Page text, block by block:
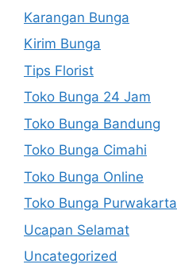
Karangan Bunga
Kirim Bunga
Tips Florist
Toko Bunga 24 Jam
Toko Bunga Bandung
Toko Bunga Cimahi
Toko Bunga Online
Toko Bunga Purwakarta
Ucapan Selamat
Uncategorized